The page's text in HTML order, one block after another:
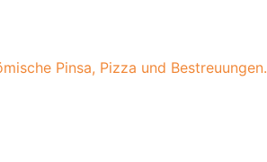
Pinsa, Pizza und Bestreuungen.